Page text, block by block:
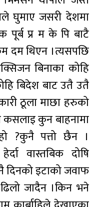
घुमाए जसरी देशमा
पूर्ब प्र म के पि बाटै
दम थिएन ।त्यसपछि
बिनाका कोहि
बिदेश बाट उतै उतै
ठूला माछा हरुको
कसलाइ कुन बाहनामा
?कुनै पत्तो छैन ।
वास्तबिक दोषि
दिनको इटाको जवाफ
जादैन ।किन भने